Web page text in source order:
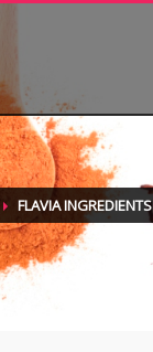
FLAVIA INGREDIENTS